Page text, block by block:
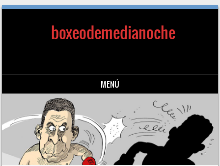
boxeodemedianoche
MENÚ
Saltar al contenido